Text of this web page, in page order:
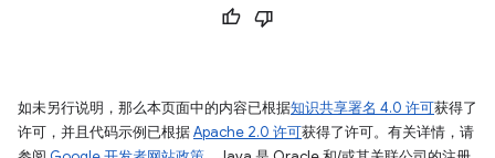
如未另行说明，那么本页面中的内容已根据知识共享署名 4.0 许可获得了
许可，并且代码示例已根据Apache 2.0 许可获得了许可。有关详情，请